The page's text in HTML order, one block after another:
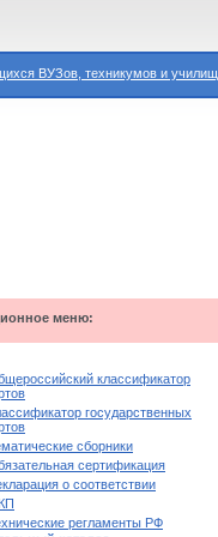
ВУЗов, техникумов и училищ.
меню:
классификатор
государственных
сборники
сертификация
о соответствии
регламенты РФ